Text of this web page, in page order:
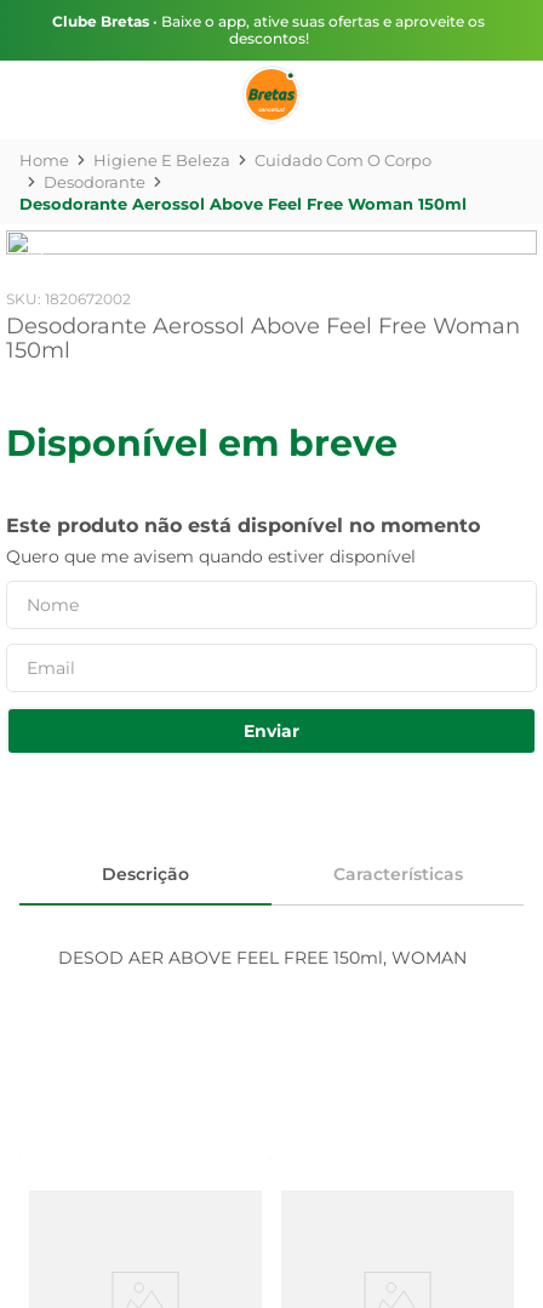
Clube Bretas • Baixe o app, ative suas ofertas e aproveite os
descontos!
Higiene E Beleza
Cuidado Com O Corpo
Desodorante
Desodorante Aerossol Above Feel Free Woman 150ml
: 1820672002
Desodorante Aerossol Above Feel Free Woman
150ml
Disponível em breve
Este produto não está disponível no momento
Quero que me avisem quando estiver disponível
Enviar
Descrição Características
DESOD AER ABOVE FEEL FREE 150ml, WOMAN